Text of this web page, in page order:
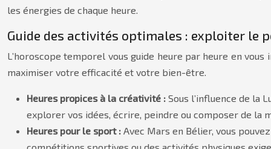
les énergies de chaque heure.
Guide des activités optimales : exploiter le
L’horoscope temporel vous guide heure par heure en
maximiser votre efficacité et votre bien-être.
Heures propices à la créativité : Sous l’influence de la
explorer vos idées, écrire, peindre ou composer de la
Heures pour le sport : Avec Mars en Bélier, vous